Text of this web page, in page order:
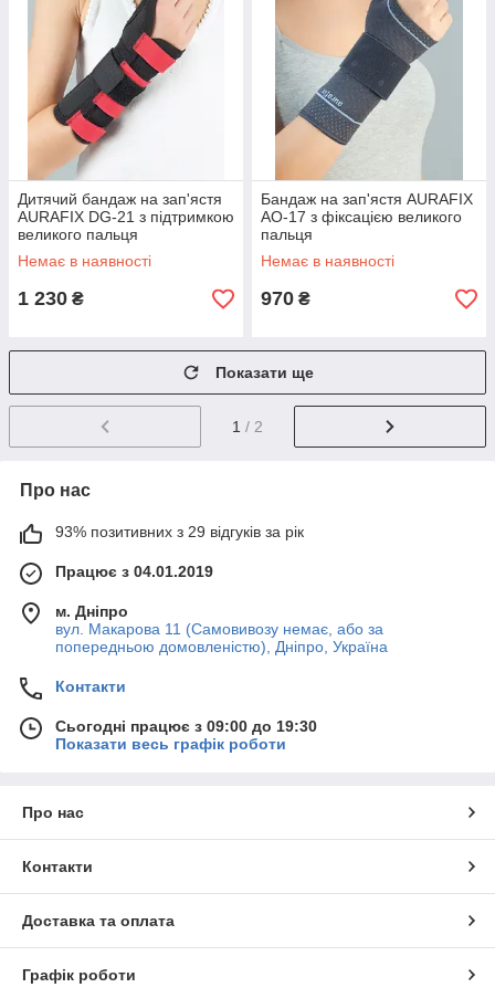
Дитячий бандаж на зап'ястя
AURAFIX DG-21 з підтримкою
великого пальця
Немає в наявності
1 230 ₴
Бандаж на зап'ястя AURAFIX
AO-17 з фіксацією великого
пальця
Немає в наявності
970 ₴
Показати ще
1 / 2
Про нас
93% позитивних з 29 відгуків за рік
Працює з 04.01.2019
м. Дніпро
вул. Макарова 11 (Самовивозу немає, або за
попередньою домовленістю), Дніпро, Україна
Контакти
Сьогодні працює з 09:00 до 19:30
Показати весь графік роботи
Про нас
Контакти
Доставка та оплата
Графік роботи